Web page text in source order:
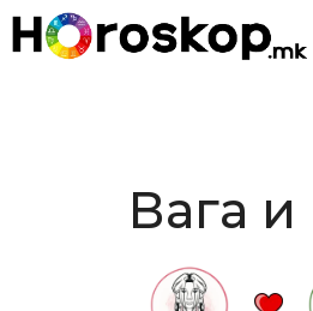
Skip
Вага